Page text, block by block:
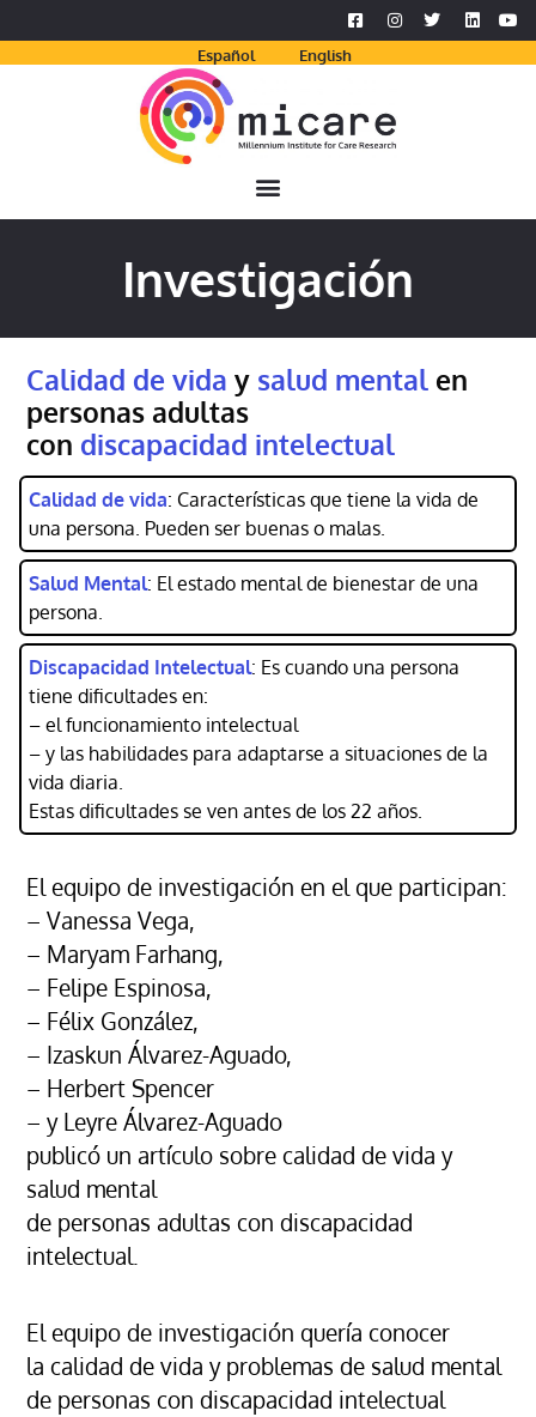
Español English
Investigación
Calidad de vida y salud mental en
personas adultas
con discapacidad intelectual
Calidad de vida: Características que tiene la vida de
una persona. Pueden ser buenas o malas.
Salud Mental: El estado mental de bienestar de una
persona.
Discapacidad Intelectual: Es cuando una persona
tiene dificultades en:
– el funcionamiento intelectual
– y las habilidades para adaptarse a situaciones de la
vida diaria.
Estas dificultades se ven antes de los 22 años.
El equipo de investigación en el que participan:
– Vanessa Vega,
– Maryam Farhang,
– Felipe Espinosa,
– Félix González,
– Izaskun Álvarez-Aguado,
– Herbert Spencer
– y Leyre Álvarez-Aguado
publicó un artículo sobre calidad de vida y
salud mental
de personas adultas con discapacidad
intelectual.
El equipo de investigación quería conocer
la calidad de vida y problemas de salud mental
de personas con discapacidad intelectual